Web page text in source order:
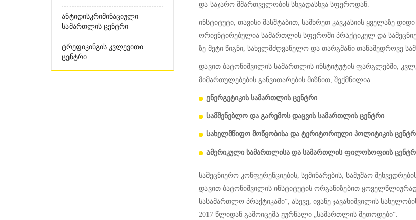
და საჯარო მმართველობის სხვადასხვა სფეროდან.
ინსტიტუტი, თავისი მასშტაბით, სამხრეთ კავკასიის ყველაზე
ორიენტირებულია სამართლის სფეროში პრაქტიკულ და
ზე მეტი წიგნი, სახელმძღვანელო და თარგმანი თანამედროვე
დავით ბატონიშვილის სამართლის ინსტიტუტის ფარგლებში,
მიმართულებების განვითარების მიზნით, შექმნილია:
ენერგეტიკის სამართლის ცენტრი
სამშენებლო და გარემოს დაცვის სამართლის ცენტრი
სახელმწიფო მოწყობისა და ტერიტორიული პოლიტიკის
ამერიკული სამართლისა და სამართლის ფილოსოფიის
სამეცნიერო კონფერენციების, სემინარების, სამუშაო
დავით ბატონიშვილის ინსტიტუტის ორგანიზებით
სასამართლო პრაქტიკაში“, ასევე, ივანე ჯავახიშვილის
2017 წლიდან გამოიცემა ჟურნალი „სამართლის მეთოდები“.
Ანტიდისკრიმინაციული
Სამართლის Ცენტრი
Ტრეფიკინგის Კვლევითი
Ცენტრი